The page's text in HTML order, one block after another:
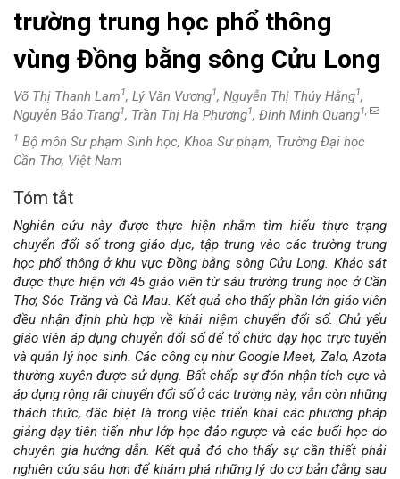
trường trung học phổ thông
vùng Đồng bằng sông Cửu Long
Võ Thị Thanh Lam1, Lý Văn Vương1, Nguyễn Thị Thúy Hằng1,
Nguyễn Bảo Trang1, Trần Thị Hà Phương1, Đinh Minh Quang1,
1 Bộ môn Sư phạm Sinh học, Khoa Sư phạm, Trường Đại học
Cần Thơ, Việt Nam
Nội
dung
chính
của
bài
viết
Tóm tắt
Nghiên cứu này được thực hiện nhằm tìm hiểu thực trạng
chuyển đổi số trong giáo dục, tập trung vào các trường trung
học phổ thông ở khu vực Đồng bằng sông Cửu Long. Khảo sát
được thực hiện với 45 giáo viên từ sáu trường trung học ở Cần
Thơ, Sóc Trăng và Cà Mau. Kết quả cho thấy phần lớn giáo viên
đều nhận định phù hợp về khái niệm chuyển đổi số. Chủ yếu
giáo viên áp dụng chuyển đổi số để tổ chức dạy học trực tuyến
và quản lý học sinh. Các công cụ như Google Meet, Zalo, Azota
thường xuyên được sử dụng. Bất chấp sự đón nhận tích cực và
áp dụng rộng rãi chuyển đổi số ở các trường này, vẫn còn những
thách thức, đặc biệt là trong việc triển khai các phương pháp
giảng dạy tiên tiến như lớp học đảo ngược và các buổi học do
chuyên gia hướng dẫn. Kết quả đó cho thấy sự cần thiết phải
nghiên cứu sâu hơn để khám phá những lý do cơ bản đằng sau